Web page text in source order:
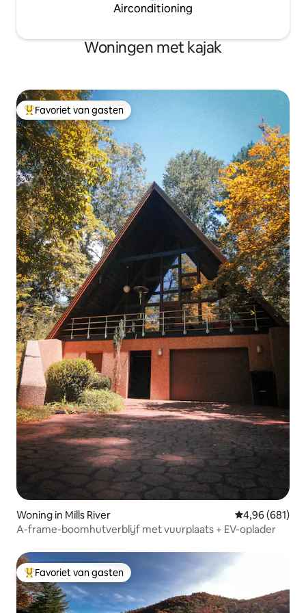
Airconditioning
Woningen met kajak
Topfavoriet van gasten
Favoriet van gasten
Woning in Mills River Gemiddelde
4,96 (681)
A-frame-boomhutverblijf met vuurplaats + EV-oplader
Topfavoriet van gasten
Favoriet van gasten